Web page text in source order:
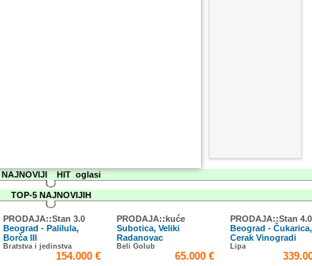
NAJNOVIJI HIT oglasi
TOP-5 NAJNOVIJIH
PRODAJA::Stan 3.0
Beograd - Palilula,
Borča III
Bratstva i jedinstva
154.000 €
PRODAJA::kuće
Subotica, Veliki
Radanovac
Beli Golub
65.000 €
PRODAJA::Stan 4.0
Beograd - Čukarica,
Cerak Vinogradi
Lipa